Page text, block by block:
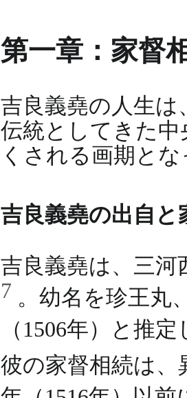
第一章：家督
吉良義堯の人生
伝統としてきた
くされる画期とな
吉良義堯の出自と
吉良義堯は、三
7 。幼名を珍王丸
（1506年）と推
彼の家督相続は